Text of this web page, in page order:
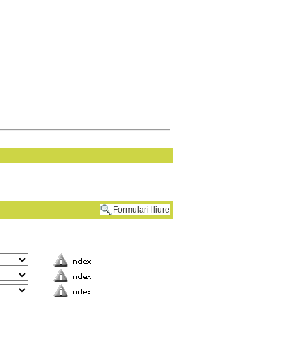
Formulari lliure